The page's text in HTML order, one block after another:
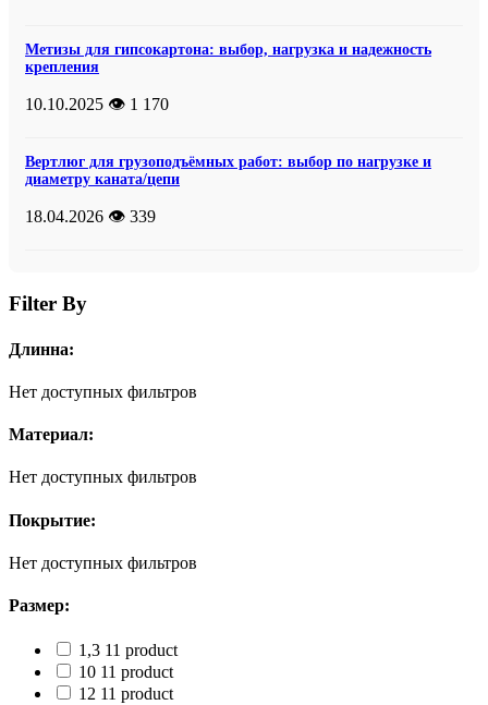
Метизы для гипсокартона: выбор, нагрузка и надежность
крепления
10.10.2025 👁️ 1 170
Вертлюг для грузоподъёмных работ: выбор по нагрузке и
диаметру каната/цепи
18.04.2026 👁️ 339
Filter By
Длинна:
Нет доступных фильтров
Материал:
Нет доступных фильтров
Покрытие:
Нет доступных фильтров
Размер:
1,3 11 product
10 11 product
12 11 product